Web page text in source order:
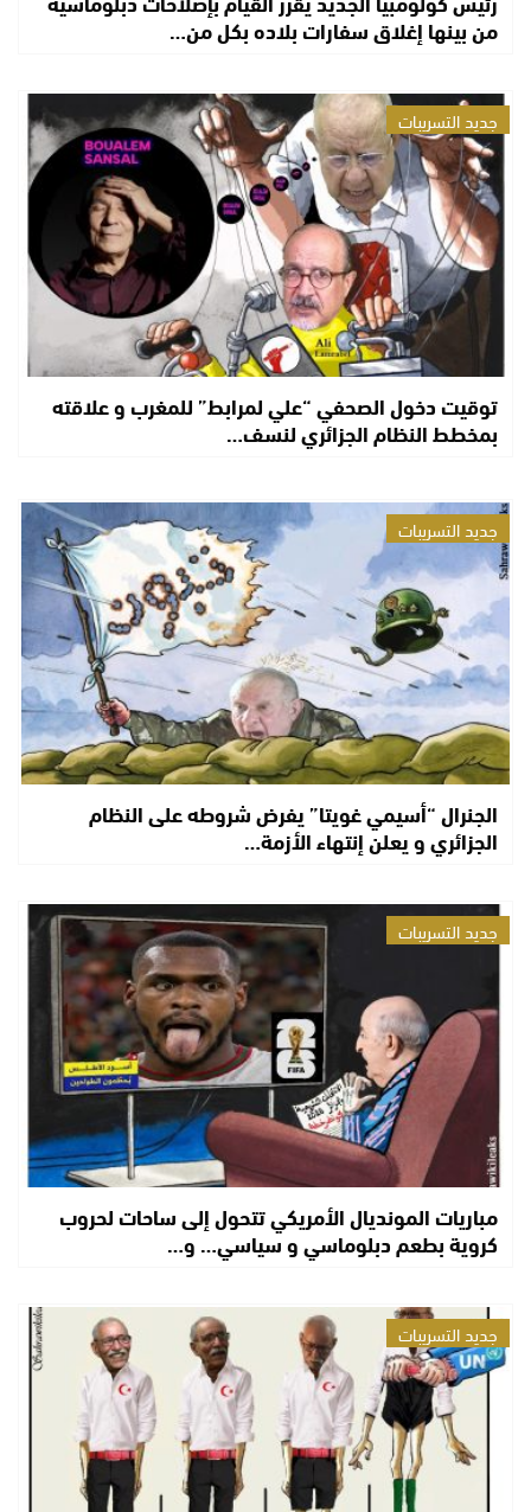
من بينها إغلاق سفارات بلاده بكل من…
جديد التسريبات
توقيت دخول الصحفي “علي لمرابط” للمغرب و علاقته
بمخطط النظام الجزائري لنسف…
جديد التسريبات
الجنرال “أسيمي غويتا” يفرض شروطه على النظام
الجزائري و يعلن إنتهاء الأزمة…
جديد التسريبات
مباريات المونديال الأمريكي تتحول إلى ساحات لحروب
كروية بطعم دبلوماسي و سياسي… و…
جديد التسريبات